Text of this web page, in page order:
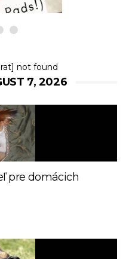
not found
7, 2026
pre domácich